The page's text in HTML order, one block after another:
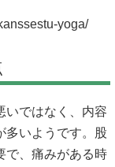
yoga/
いではなく、内容
多いようです。股
で、痛みがある時